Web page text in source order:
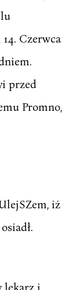
Czerwca
przed
Promno,
iż
lekarz i